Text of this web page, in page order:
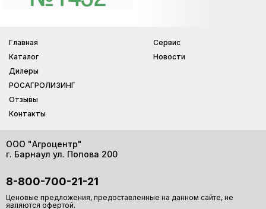
Главная
Каталог
Дилеры
РОСАГРОЛИЗИНГ
Отзывы
Контакты
Сервис
Новости
ООО "Агроцентр"
г. Барнаул ул. Попова 200
8-800-700-21-21
Ценовые предложения, предоставленные на данном сайте, не
являются офертой.